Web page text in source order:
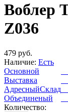
Воблер
Z036
479 руб.
Наличие: Есть
Основной
Выставка
АдресныйСклад
Объединеный
Количество: